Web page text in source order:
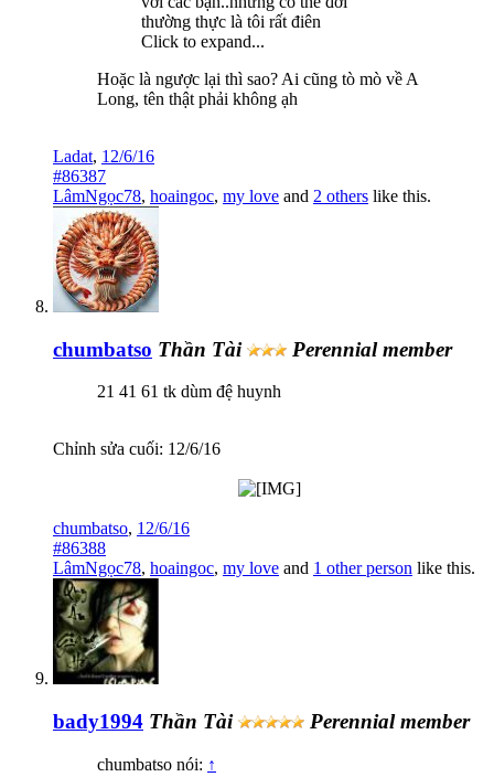
thường thực là tôi rất điên
Click to expand...
Hoặc là ngược lại thì sao? Ai cũng tò mò về A
Long, tên thật phải không ạh
Ladat, 12/6/16
#86387
LâmNgọc78, hoaingoc, my love and 2 others like this.
chumbatso Thần Tài Perennial member
21 41 61 tk dùm đệ huynh
Chỉnh sửa cuối: 12/6/16
chumbatso, 12/6/16
#86388
LâmNgọc78, hoaingoc, my love and 1 other person like this.
bady1994 Thần Tài Perennial member
chumbatso nói: ↑